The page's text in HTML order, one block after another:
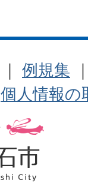
｜ 例規集 ｜
個人情報の